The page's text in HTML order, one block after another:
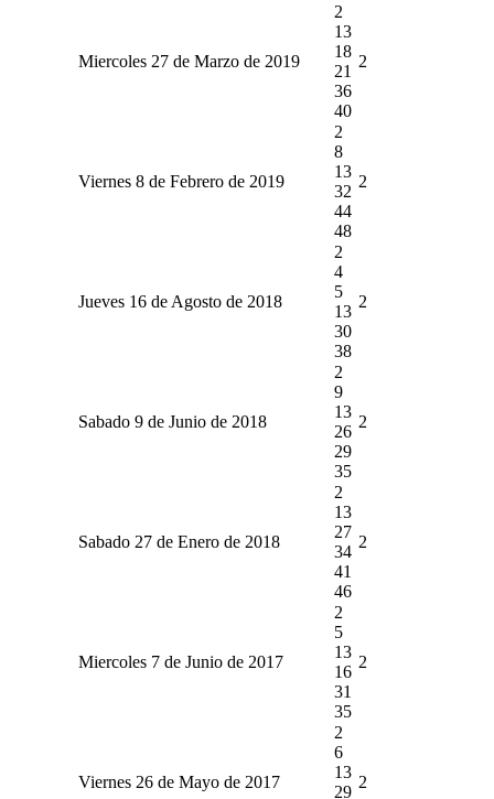
Miercoles 27 de Marzo de 2019
2
13
18
21
36
40
2
Viernes 8 de Febrero de 2019
2
8
13
32
44
48
2
Jueves 16 de Agosto de 2018
2
4
5
13
30
38
2
Sabado 9 de Junio de 2018
2
9
13
26
29
35
2
Sabado 27 de Enero de 2018
2
13
27
34
41
46
2
Miercoles 7 de Junio de 2017
2
5
13
16
31
35
2
Viernes 26 de Mayo de 2017
2
6
13
29
2